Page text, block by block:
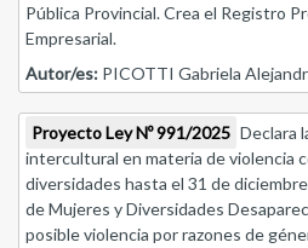
Pública Provincial. Crea el Registro
Empresarial.
Autor/es: PICOTTI Gabriela
Proyecto Ley Nº 991/2025 Declara
intercultural en materia de violencia
diversidades hasta el 31 de
de Mujeres y Diversidades
posible violencia por razones de